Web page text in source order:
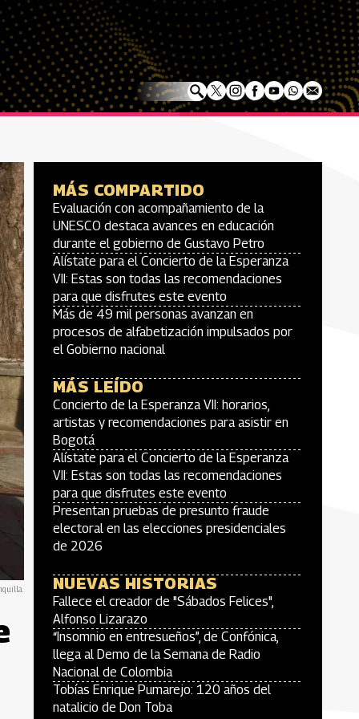
MÁS COMPARTIDO
Evaluación con acompañamiento de la
UNESCO destaca avances en educación
durante el gobierno de Gustavo Petro
Alístate para el Concierto de la Esperanza
VII: Estas son todas las recomendaciones
para que disfrutes este evento
Más de 49 mil personas avanzan en
procesos de alfabetización impulsados por
el Gobierno nacional
MÁS LEÍDO
Concierto de la Esperanza VII: horarios,
artistas y recomendaciones para asistir en
Bogotá
Alístate para el Concierto de la Esperanza
VII: Estas son todas las recomendaciones
para que disfrutes este evento
Presentan pruebas de presunto fraude
electoral en las elecciones presidenciales
de 2026
NUEVAS HISTORIAS
Fallece el creador de "Sábados Felices",
Alfonso Lizarazo
“Insomnio en entresueños”, de Confónica,
llega al Demo de la Semana de Radio
Nacional de Colombia
Tobías Enrique Pumarejo: 120 años del
natalicio de Don Toba